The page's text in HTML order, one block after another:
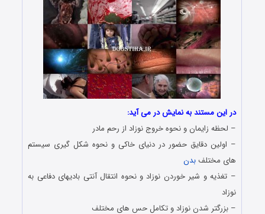
در این مستند به نمایش در می آید:
– لحظه زایمان و نحوه خروج نوزاد از رحم مادر
– اولین دقایق حضور در دنیای خاکی و نحوه شکل گیری سیستم
های مختلفبدن
– تغذیه و شیر خوردن نوزاد و نحوه انتقال آنتی بادیهای دفاعی به
نوزاد
– بزرگتر شدن نوزاد و تکامل حس های مختلف